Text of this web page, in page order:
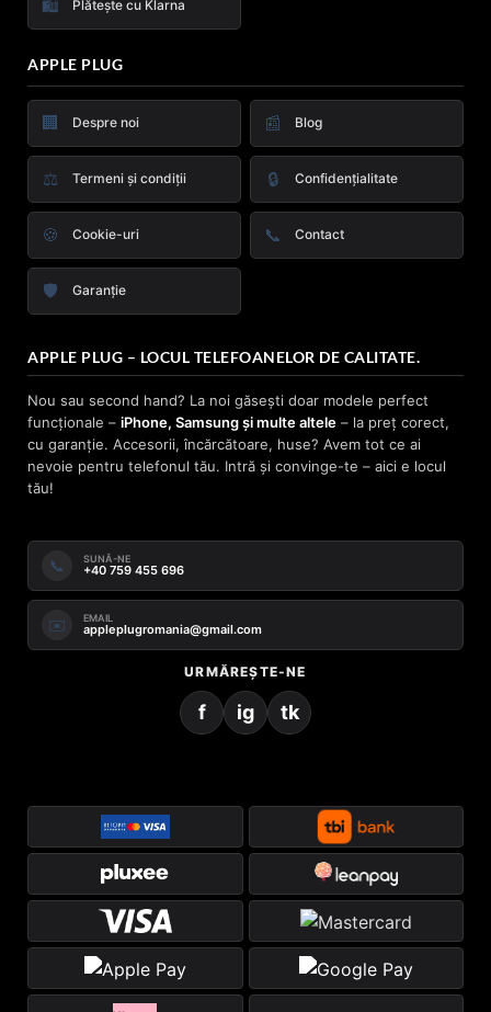
🛍️ Plătește cu Klarna
APPLE PLUG
🏢 Despre noi 📰 Blog
⚖️ Termeni și condiții 🔒 Confidențialitate
🍪 Cookie-uri 📞 Contact
🛡️ Garanție
APPLE PLUG – LOCUL TELEFOANELOR DE CALITATE.
Nou sau second hand? La noi găsești doar modele perfect
funcționale – iPhone, Samsung și multe altele – la preț corect,
cu garanție. Accesorii, încărcătoare, huse? Avem tot ce ai
nevoie pentru telefonul tău. Intră și convinge-te – aici e locul
tău!
📞 SUNĂ-NE
+40 759 455 696
✉️ EMAIL
appleplugromania@gmail.com
URMĂREȘTE-NE
f ig tk